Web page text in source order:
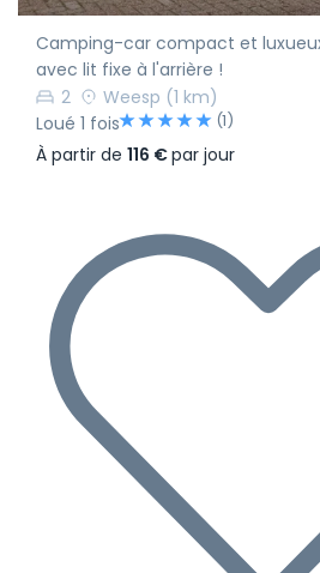
Camping-car compact et
avec lit fixe à l'arrière !
2
Weesp (1 km)
Loué 1 fois
(1)
À partir de 116 €par jour